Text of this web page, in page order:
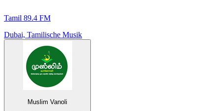
Tamil 89.4 FM
Dubai, Tamilische Musik
Muslim Vanoli